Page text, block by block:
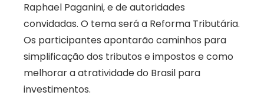
Raphael Paganini, e de autoridades
convidadas. O tema será a Reforma Tributária.
Os participantes apontarão caminhos para
simplificação dos tributos e impostos e como
melhorar a atratividade do Brasil para
investimentos.